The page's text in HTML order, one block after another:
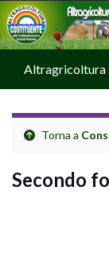
Altragricoltura
Torna a
Secondo